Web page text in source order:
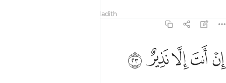
Hadith
ان انت الا نذير ٢٣
إِنْ أَنتَ إِلَّا نَذِيرٌ ٢٣
ﱣﱤﱥﱦﱧ